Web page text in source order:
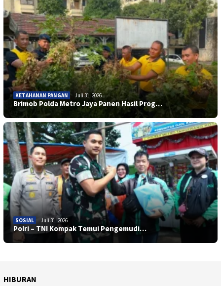
KETAHANAN PANGAN Juli 31, 2026
Brimob Polda Metro Jaya Panen Hasil Prog…
SOSIAL Juli 31, 2026
Polri – TNI Kompak Temui Pengemudi…
HIBURAN
Sentuhan Sinematik Ifan Seventeen, &#821…
Taman Bermain Indoor untuk Anak, Champio…